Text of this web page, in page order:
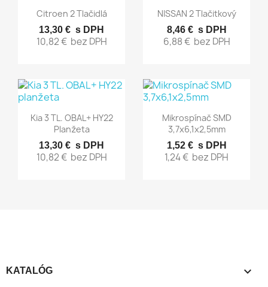
Rýchly náhľad
Citroen 2 Tlačidlá
13,30 € s DPH
10,82 € bez DPH
Rýchly náhľad
NISSAN 2 Tlačitkový
8,46 € s DPH
6,88 € bez DPH
Rýchly náhľad
Kia 3 TL. OBAL+ HY22
Planžeta
13,30 € s DPH
10,82 € bez DPH
Rýchly náhľad
Mikrospínač SMD
3,7x6,1x2,5mm
1,52 € s DPH
1,24 € bez DPH
KATALÓG 